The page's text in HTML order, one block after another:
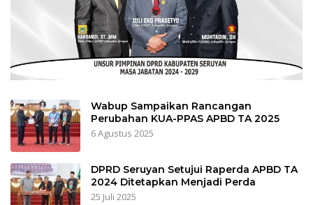
Wabup Sampaikan Rancangan
Perubahan KUA-PPAS APBD TA 2025
6 Agustus 2025
DPRD Seruyan Setujui Raperda APBD TA
2024 Ditetapkan Menjadi Perda
25 Juli 2025